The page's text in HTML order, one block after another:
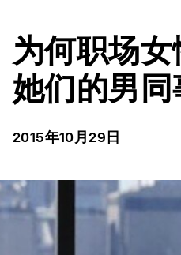
为何职场
她们的男同
2015年10月29日